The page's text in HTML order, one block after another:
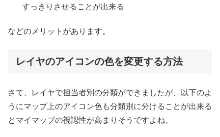
すっきりさせることが出来る
などのメリットがあります。
レイヤのアイコンの色を変更する方法
さて、レイヤで担当者別の分類ができましたが、以下のよ
うにマップ上のアイコン色も分類別に分けることが出来る
とマイマップの視認性が高まりそうですよね。